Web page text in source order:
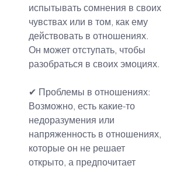
испытывать сомнения в своих
чувствах или в том, как ему
действовать в отношениях.
Он может отступать, чтобы
разобраться в своих эмоциях.
✔ Проблемы в отношениях:
Возможно, есть какие-то
недоразумения или
напряженность в отношениях,
которые он не решает
открыто, а предпочитает